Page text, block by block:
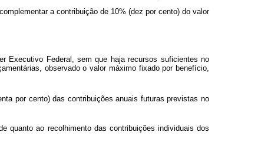
a contribuição de 10% (dez por cento) do valor
Executivo Federal, sem que haja recursos suficientes no
observado o valor máximo fixado por benefício,
por cento) das contribuições anuais futuras previstas no
quanto ao recolhimento das contribuições individuais dos